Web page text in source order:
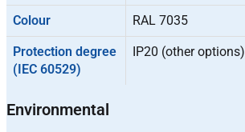
Colour RAL 7035
Protection degree
(IEC 60529)
IP20 (other options)
Environmental